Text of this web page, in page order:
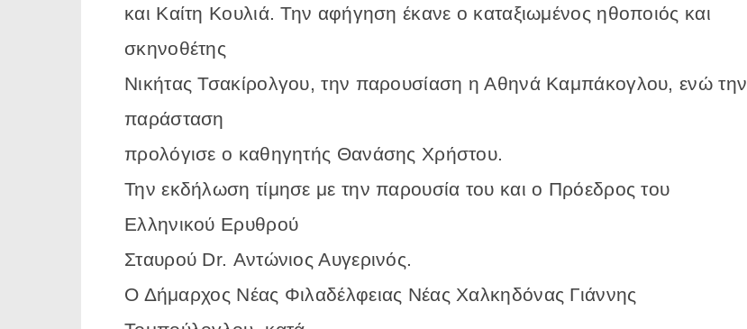
και Καίτη Κουλιά. Την αφήγηση έκανε ο καταξιωμένος ηθοποιός και
σκηνοθέτης
Νικήτας Τσακίρολγου, την παρουσίαση η Αθηνά Καμπάκογλου, ενώ την
παράσταση
προλόγισε ο καθηγητής Θανάσης Χρήστου.
Την εκδήλωση τίμησε με την παρουσία του και ο Πρόεδρος του
Ελληνικού Ερυθρού
Σταυρού Dr. Αντώνιος Αυγερινός.
Ο Δήμαρχος Νέας Φιλαδέλφειας Νέας Χαλκηδόνας Γιάννης